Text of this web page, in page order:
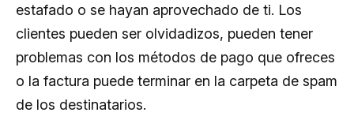
estafado o se hayan aprovechado de ti. Los
clientes pueden ser olvidadizos, pueden tener
problemas con los métodos de pago que ofreces
o la factura puede terminar en la carpeta de spam
de los destinatarios.